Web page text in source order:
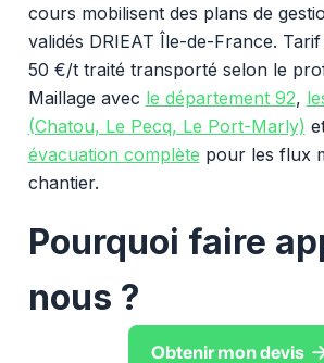
cours mobilisent des plans de
validés DRIEAT Île-de-France.
50 €/t traité transporté selon le
Maillage avec le département 92,
(Chatou, Le Pecq, Le Port-Marly)
évacuation complète pour les flux
chantier.
Pourquoi faire
nous ?
Obtenir mon devis